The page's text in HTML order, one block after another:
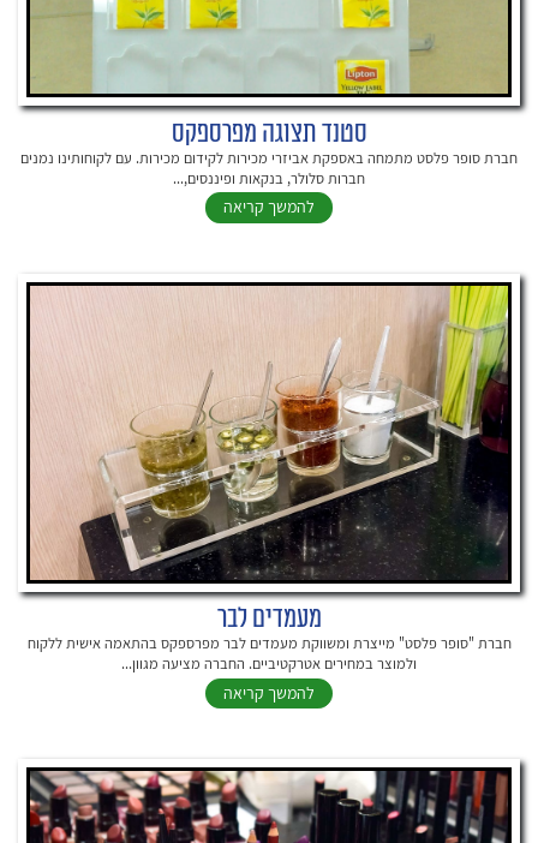
סטנד תצוגה מפרספקס
חברת סופר פלסט מתמחה באספקת אביזרי מכירות לקידום מכירות. עם לקוחותינו נמנים
חברות סלולר, בנקאות ופיננסים,...
להמשך קריאה
מעמדים לבר
חברת "סופר פלסט" מייצרת ומשווקת מעמדים לבר מפרספקס בהתאמה אישית ללקוח
ולמוצר במחירים אטרקטיביים. החברה מציעה מגוון...
להמשך קריאה